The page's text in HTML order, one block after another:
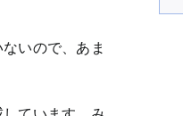
いので、あま